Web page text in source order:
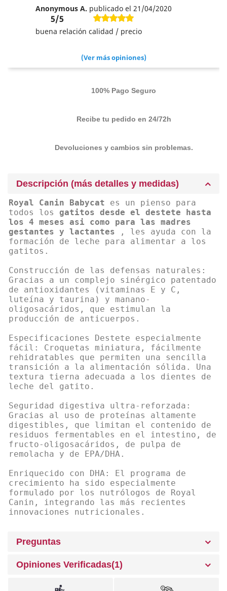
Anonymous A. publicado el 21/04/2020
5/5
buena relación calidad / precio
(Ver más opiniones)
100% Pago Seguro
Recibe tu pedido en 24/72h
Devoluciones y cambios sin problemas.
Descripción (más detalles y medidas)
Royal Canin Babycat es un pienso para
todos los gatitos desde el destete hasta
los 4 meses asi como para las madres
gestantes y lactantes , les ayuda con la
formación de leche para alimentar a los
gatitos.
Construcción de las defensas naturales:
Gracias a un complejo sinérgico patentado
de antioxidantes (vitaminas E y C,
luteína y taurina) y manano-
oligosacáridos, que estimulan la
producción de anticuerpos.
Especificaciones Destete especialmente
fácil: Croquetas miniatura, fácilmente
rehidratables que permiten una sencilla
transición a la alimentación sólida. Una
textura tierna adecuada a los dientes de
leche del gatito.
Seguridad digestiva ultra-reforzada:
Gracias al uso de proteínas altamente
digestibles, que limitan el contenido de
residuos fermentables en el intestino, de
fructo-oligosacáridos, de pulpa de
remolacha y de EPA/DHA.
Enriquecido con DHA: El programa de
crecimiento ha sido especialmente
formulado por los nutrólogos de Royal
Canin, integrando las más recientes
innovaciones nutricionales.
Preguntas
Opiniones Verificadas(1)